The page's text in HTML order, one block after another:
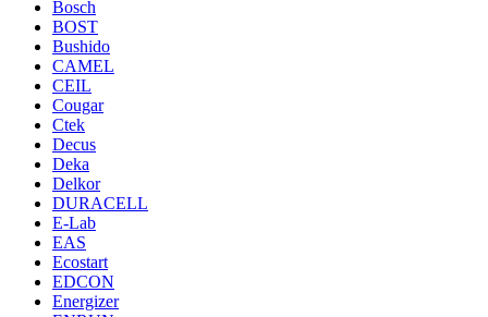
Bosch
BOST
Bushido
CAMEL
CEIL
Cougar
Ctek
Decus
Deka
Delkor
DURACELL
E-Lab
EAS
Ecostart
EDCON
Energizer